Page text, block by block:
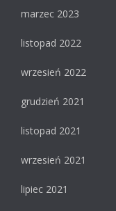
marzec 2023
listopad 2022
wrzesień 2022
grudzień 2021
listopad 2021
wrzesień 2021
lipiec 2021